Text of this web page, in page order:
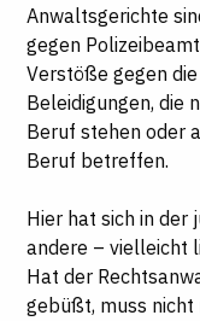
Anwaltsgerichte
gegen
Verstöße gegen
Beleidigungen, die
Beruf stehen oder
Beruf betreffen.
Hier hat sich in der
andere – vielleicht
Hat der
gebüßt, muss